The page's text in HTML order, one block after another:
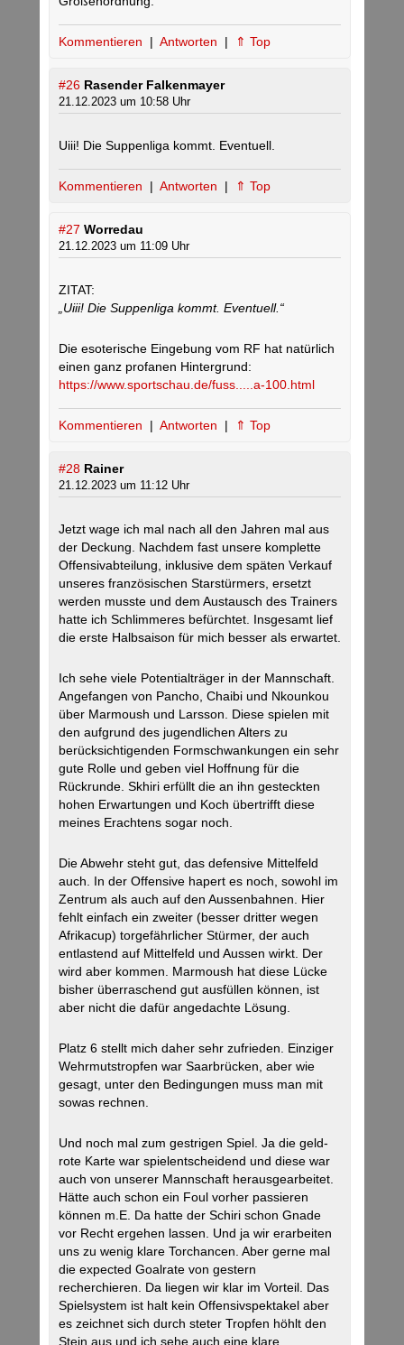
Kommentieren | Antworten | ⇑ Top
#26 Rasender Falkenmayer
21.12.2023 um 10:58 Uhr
Uiii! Die Suppenliga kommt. Eventuell.
Kommentieren | Antworten | ⇑ Top
#27 Worredau
21.12.2023 um 11:09 Uhr
ZITAT:
„Uiii! Die Suppenliga kommt. Eventuell.“
Die esoterische Eingebung vom RF hat natürlich
einen ganz profanen Hintergrund:
https://www.sportschau.de/fuss.....a-100.html
Kommentieren | Antworten | ⇑ Top
#28 Rainer
21.12.2023 um 11:12 Uhr
Jetzt wage ich mal nach all den Jahren mal aus
der Deckung. Nachdem fast unsere komplette
Offensivabteilung, inklusive dem späten Verkauf
unseres französischen Starstürmers, ersetzt
werden musste und dem Austausch des Trainers
hatte ich Schlimmeres befürchtet. Insgesamt lief
die erste Halbsaison für mich besser als erwartet.
Ich sehe viele Potentialträger in der Mannschaft.
Angefangen von Pancho, Chaibi und Nkounkou
über Marmoush und Larsson. Diese spielen mit
den aufgrund des jugendlichen Alters zu
berücksichtigenden Formschwankungen ein sehr
gute Rolle und geben viel Hoffnung für die
Rückrunde. Skhiri erfüllt die an ihn gesteckten
hohen Erwartungen und Koch übertrifft diese
meines Erachtens sogar noch.
Die Abwehr steht gut, das defensive Mittelfeld
auch. In der Offensive hapert es noch, sowohl im
Zentrum als auch auf den Aussenbahnen. Hier
fehlt einfach ein zweiter (besser dritter wegen
Afrikacup) torgefährlicher Stürmer, der auch
entlastend auf Mittelfeld und Aussen wirkt. Der
wird aber kommen. Marmoush hat diese Lücke
bisher überraschend gut ausfüllen können, ist
aber nicht die dafür angedachte Lösung.
Platz 6 stellt mich daher sehr zufrieden. Einziger
Wehrmutstropfen war Saarbrücken, aber wie
gesagt, unter den Bedingungen muss man mit
sowas rechnen.
Und noch mal zum gestrigen Spiel. Ja die geld-
rote Karte war spielentscheidend und diese war
auch von unserer Mannschaft herausgearbeitet.
Hätte auch schon ein Foul vorher passieren
können m.E. Da hatte der Schiri schon Gnade
vor Recht ergehen lassen. Und ja wir erarbeiten
uns zu wenig klare Torchancen. Aber gerne mal
die expected Goalrate von gestern
recherchieren. Da liegen wir klar im Vorteil. Das
Spielsystem ist halt kein Offensivspektakel aber
es zeichnet sich durch steter Tropfen höhlt den
Stein aus und ich sehe auch eine klare